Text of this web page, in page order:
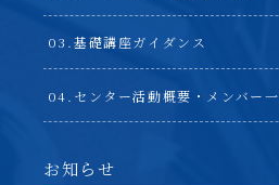
基礎講座ガイダンス
センター活動概要・メンバー
お知らせ